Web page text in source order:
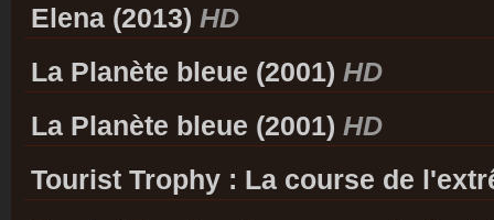
Elena (2013) HD
La Planète bleue (2001) HD
La Planète bleue (2001) HD
Tourist Trophy : La course de